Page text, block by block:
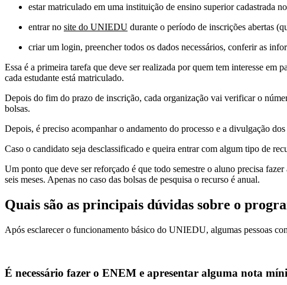
estar matriculado em uma instituição de ensino superior cadastrada
entrar no site do UNIEDU durante o período de inscrições abertas
criar um login, preencher todos os dados necessários, conferir as
Essa é a primeira tarefa que deve ser realizada por quem tem interesse
cada estudante está matriculado.
Depois do fim do prazo de inscrição, cada organização vai verificar o
bolsas.
Depois, é preciso acompanhar o andamento do processo e a divulgação
Caso o candidato seja desclassificado e queira entrar com algum tipo de
Um ponto que deve ser reforçado é que todo semestre o aluno precisa
seis meses. Apenas no caso das bolsas de pesquisa o recurso é anual.
Quais são as principais dúvidas sobre o
Após esclarecer o funcionamento básico do UNIEDU, algumas pessoas
É necessário fazer o ENEM e apresentar alguma nota